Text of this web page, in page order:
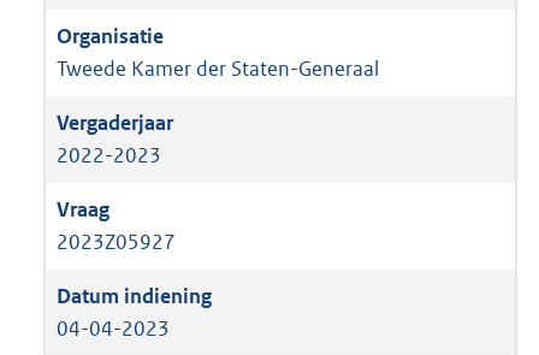
Tweede Kamer der Staten-Generaal
2022-2023
2023Z05927
04-04-2023